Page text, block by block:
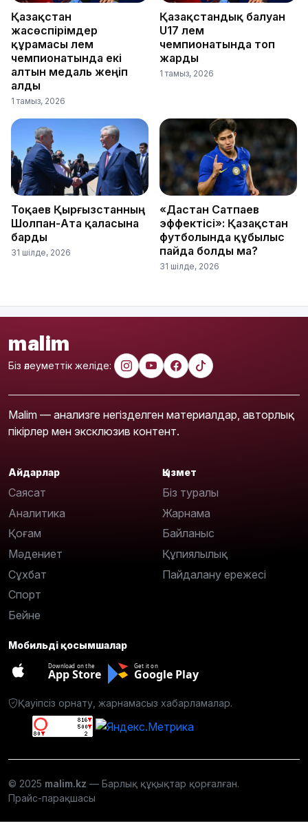
Қазақстан
жасөспірімдер
құрамасы әлем
чемпионатында екі
алтын медаль жеңіп
алды
1 тамыз, 2026
Қазақстандық балуан
U17 әлем
чемпионатында топ
жарды
1 тамыз, 2026
Тоқаев Қырғызстанның
Шолпан-Ата қаласына
барды
31 шілде, 2026
«Дастан Сатпаев
эффектісі»: Қазақстан
футболында құбылыс
пайда болды ма?
31 шілде, 2026
malim
Біз әлеуметтік желіде:
Malim — анализге негізделген материалдар, авторлық
пікірлер мен эксклюзив контент.
Айдарлар
Саясат
Аналитика
Қоғам
Мәдениет
Сұхбат
Спорт
Бейне
Қызмет
Біз туралы
Жарнама
Байланыс
Құпиялылық
Пайдалану ережесі
Мобильді қосымшалар
Download on the
App Store
Get it on
Google Play
Қауіпсіз орнату, жарнамасыз хабарламалар.
© 2025 malim.kz — Барлық құқықтар қорғалған.
Прайс-парақшасы